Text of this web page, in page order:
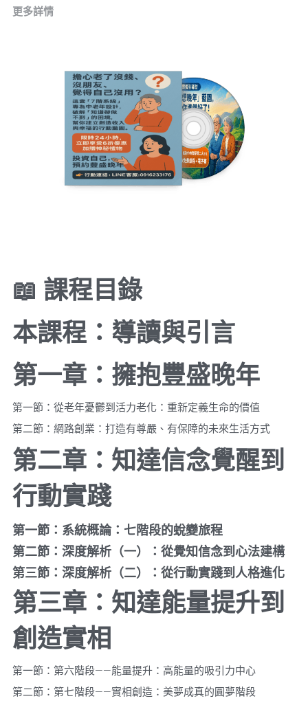
更多詳情
📖 課程目錄
本課程：導讀與引言
第一章：擁抱豐盛晚年
第一節：從老年憂鬱到活力老化：重新定義生命的價值
第二節：網路創業：打造有尊嚴、有保障的未來生活方式
第二章：知達信念覺醒到
行動實踐
第一節：系統概論：七階段的蛻變旅程
第二節：深度解析（一）：從覺知信念到心法建構
第三節：深度解析（二）：從行動實踐到人格進化
第三章：知達能量提升到
創造實相
第一節：第六階段——能量提升：高能量的吸引力中心
第二節：第七階段——實相創造：美夢成真的圓夢階段